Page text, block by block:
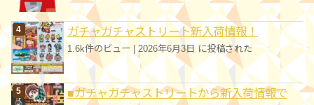
ガチャガチャストリート新入荷情報！
1.6k件のビュー |2026年6月3日 に投稿された
■ガチャガチャストリートから新入荷情報で